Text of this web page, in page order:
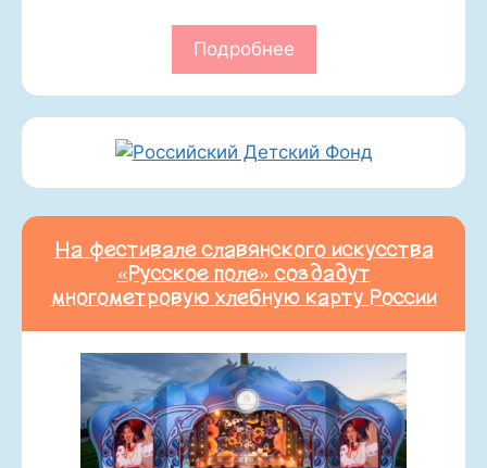
Подробнее
На фестивале славянского искусства
«Русское поле» создадут
многометровую хлебную карту России